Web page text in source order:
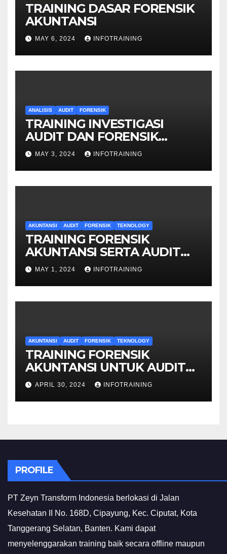
TRAINING DASAR FORENSIK
AKUNTANSI
MAY 6, 2024 INFOTRAINING
ANALISIS AUDIT FORENSIK
TRAINING INVESTIGASI
AUDIT DAN FORENSIK
KEUANGAN
MAY 3, 2024 INFOTRAINING
AKUNTANSI AUDIT FORENSIK TEKNOLOGY
TRAINING FORENSIK
AKUNTANSI SERTA AUDIT
PENYELIDIKAN
MAY 1, 2024 INFOTRAINING
AKUNTANSI AUDIT FORENSIK TEKNOLOGY
TRAINING FORENSIK
AKUNTANSI UNTUK AUDIT
INVESTIGATIF
APRIL 30, 2024 INFOTRAINING
PROFILE
PT Zeyn Transform Indonesia berlokasi di Jalan
Kesehatan II No. 168D, Cipayung, Kec. Ciputat, Kota
Tanggerang Selatan, Banten. Kami dapat
menyelenggarakan training baik secara offline maupun